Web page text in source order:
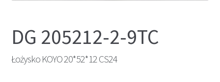
DG 205212-2-9TC
Łożysko KOYO 20*52*12 CS24